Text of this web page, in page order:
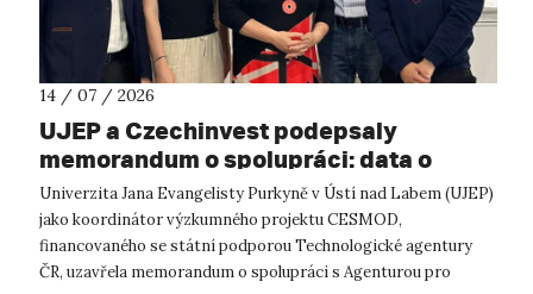
14 / 07 / 2026
UJEP a Czechinvest podepsaly
memorandum o spolupráci: data o
podnikatelském prostředí posílí
výzkum CESMOD
Univerzita Jana Evangelisty Purkyně v Ústí nad Labem (UJEP)
jako koordinátor výzkumného projektu CESMOD,
financovaného se státní podporou Technologické agentury
ČR, uzavřela memorandum o spolupráci s Agenturou pro